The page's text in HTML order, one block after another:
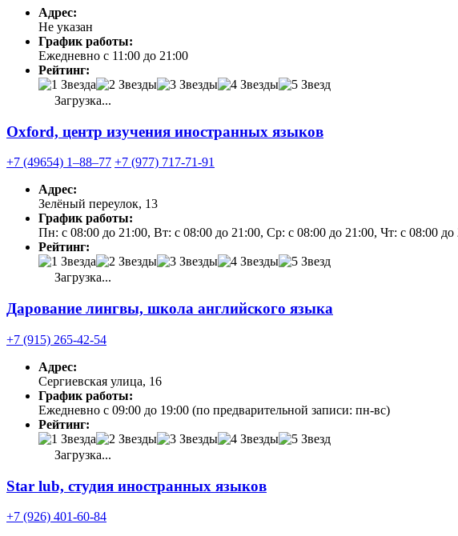
Адрес:
Не указан
График работы:
Ежедневно с 11:00 до 21:00
Рейтинг:
Загрузка...
Oxford, центр изучения иностранных языков
+7 (49654) 1‒88‒77 +7 (977) 717-71-91
Адрес:
Зелёный переулок, 13
График работы:
Пн: с 08:00 до 21:00, Вт: с 08:00 до 21:00, Ср: с 08:00 до 21:00, Чт: с 08:00
Рейтинг:
Загрузка...
Дарование лингвы, школа английского языка
+7 (915) 265-42-54
Адрес:
Сергиевская улица, 16
График работы:
Ежедневно с 09:00 до 19:00 (по предварительной записи: пн-вс)
Рейтинг:
Загрузка...
Star lub, студия иностранных языков
+7 (926) 401-60-84